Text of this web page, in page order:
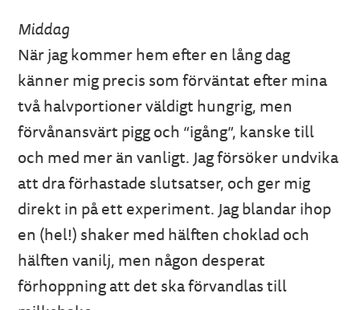
Middag
När jag kommer hem efter en lång dag
känner mig precis som förväntat efter mina
två halvportioner väldigt hungrig, men
förvånansvärt pigg och “igång”, kanske till
och med mer än vanligt. Jag försöker undvika
att dra förhastade slutsatser, och ger mig
direkt in på ett experiment. Jag blandar ihop
en (hel!) shaker med hälften choklad och
hälften vanilj, men någon desperat
förhoppning att det ska förvandlas till